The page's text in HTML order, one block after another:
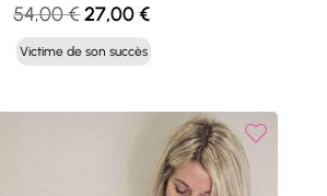
54,00€Le
prix
initial
27,00€Le
prix
27,00 €.
Victime de son succès